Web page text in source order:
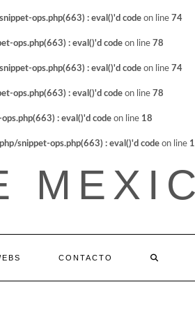
ops.php(663) : eval()'d code on line 74
ops.php(663) : eval()'d code on line 78
ops.php(663) : eval()'d code on line 74
ops.php(663) : eval()'d code on line 78
: eval()'d code on line 18
snippet-ops.php(663) : eval()'d code on line
CONTACTO